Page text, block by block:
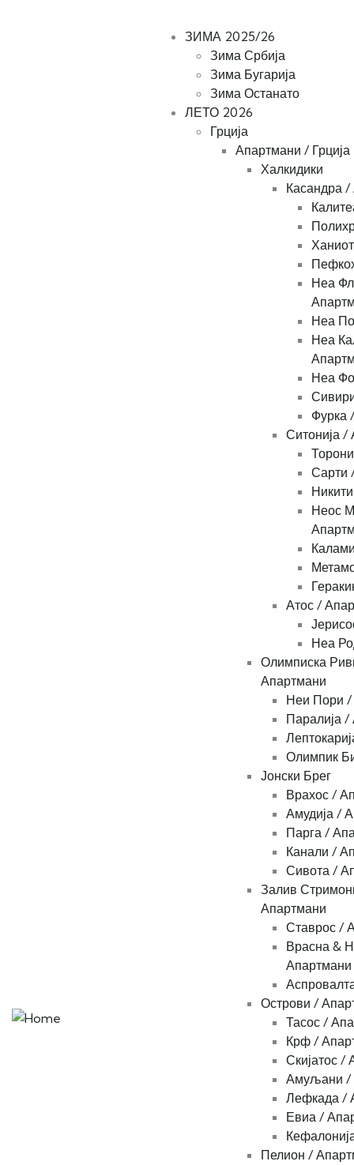
ЗИМА 2025/26
Зима Србија
Зима Бугарија
Зима Останато
ЛЕТО 2026
Грција
Апартмани / Грција
Халкидики
Касандра
Неа
Неа
Неа
Неа
Фурка
Ситонија /
Сарти
Неос
Атос /
Неа
Олимписка
Апартмани
Неи Пори /
Паралија
Олимпик
Јонски Брег
Врахос /
Амудија /
Парга /
Канали /
Сивота /
Залив
Апартмани
Ставрос /
Врасна &
Апартмани
Острови /
Тасос /
Крф /
Скијатос /
Амуљани /
Лефкада /
Евиа /
Пелион /